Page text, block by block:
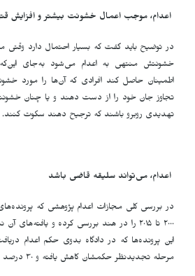
اعدام، موجب اعمال خشونت بیشتر و افزایش
در توضیح باید گفت که بسیار احتمال دارد وقتی
خشونتش منتهی به اعدام می‌شود به‌جای
اطمینان حاصل کند افرادی که آن‌ها را مورد
تجاوز جان خود را از دست دهند و یا چنان
تهدیدی روبرو باشند که ترجیح دهند سکوت کنند.
اعدام، می‌تواند سلیقه قاضی باشد
این پرونده‌ها که در دادگاه بدوی حکم اعدام
مرحله تجدیدنظر حکمشان کاهش یافته و ٣٠ درصد حتی تبرئه شده‌اند.